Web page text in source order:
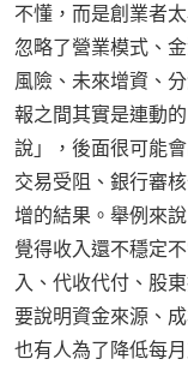
不懂，而是創業者
忽略了營業模式、
風險、未來增資、
報之間其實是連動
說」，後面很可能
交易受阻、銀行審
增的結果。舉例來
覺得收入還不穩定
入、代收代付、股
要說明資金來源、
也有人為了降低每